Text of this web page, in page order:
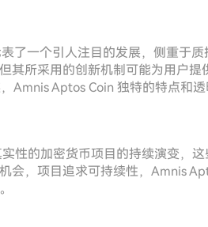
了一个引人注目的发展，侧重于
其所采用的创新机制可能为用户提
Amnis Aptos Coin 独特的特点和透
性的加密货币项目的持续演变，
会，项目追求可持续性，Amnis